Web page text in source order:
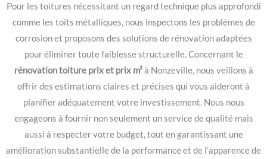
Pour les toitures nécessitant un regard technique plus approfondi
comme les toits métalliques, nous inspectons les problèmes de
corrosion et proposons des solutions de rénovation adaptées
pour éliminer toute faiblesse structurelle. Concernant le
rénovation toiture prix et prix m²à Nonzeville, nous veillons à
offrir des estimations claires et précises qui vous aideront à
planifier adéquatement votre investissement. Nous nous
engageons à fournir non seulement un service de qualité mais
aussi à respecter votre budget, tout en garantissant une
amélioration substantielle de la performance et de l’apparence de